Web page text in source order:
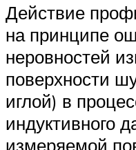
Действие
на принципе
неровностей
поверхности
иглой) в
индуктивного
измеряемой